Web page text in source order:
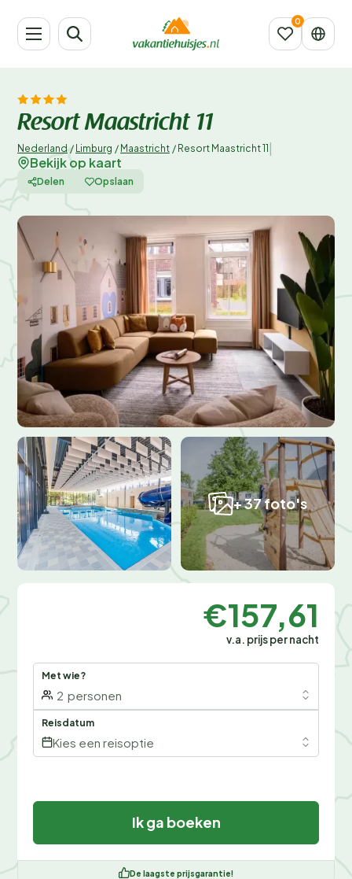
Resort Maastricht 11
Nederland / Limburg / Maastricht / Resort Maastricht 11
Bekijk op kaart
Delen Opslaan
+ 37 foto's
€157,61
v.a. prijs per nacht
Met wie?
2 personen
Reisdatum
Kies een reisoptie
Ik ga boeken
De laagste prijsgarantie!